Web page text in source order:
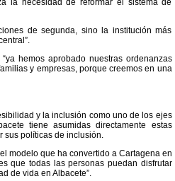
la necesidad de reformar el sistema de
de segunda, sino la institución más
hemos aprobado nuestras ordenanzas
y empresas, porque creemos en una
y la inclusión como uno de los ejes
tiene asumidas directamente estas
sus políticas de inclusión.
modelo que ha convertido a Cartagena en
que todas las personas puedan disfrutar
de vida en Albacete”.